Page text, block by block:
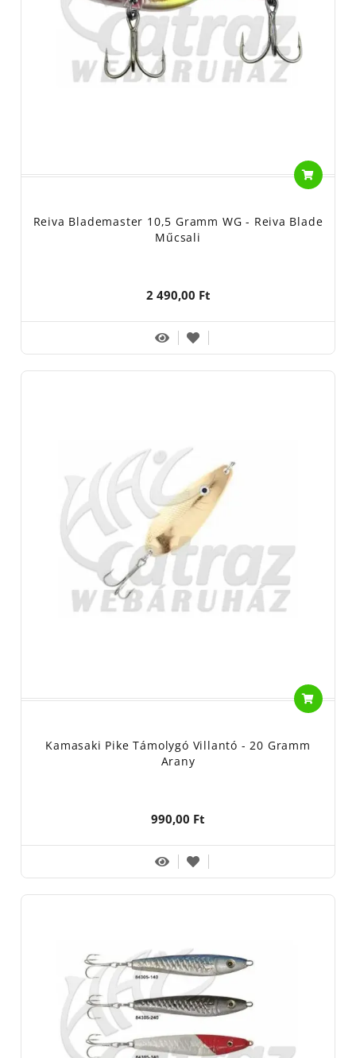
Reiva Blademaster 10,5 Gramm WG - Reiva Blade
Műcsali
2 490,00 Ft
Kamasaki Pike Támolygó Villantó - 20 Gramm
Arany
990,00 Ft